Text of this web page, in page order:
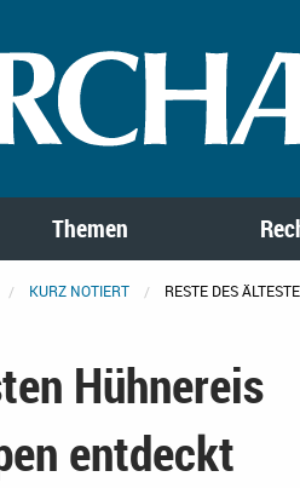
Themen
KURZ NOTIERT RESTE DES
Hühnereis
entdeckt